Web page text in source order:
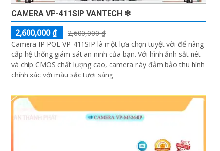
CAMERA VP-411SIP VANTECH ❇
2,600,000 ₫
2,600,000 ₫
Camera IP POE VP-411SIP là một lựa chọn tuyệt vời để nâng
cấp hệ thống giám sát an ninh của bạn. Với hình ảnh sắt nét
và chip CMOS chất lượng cao, camera này đảm bảo thu hình
chính xác với màu sắc tươi sáng